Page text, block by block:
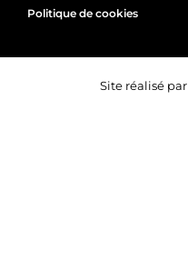
Politique de cookies
Site réalisé par